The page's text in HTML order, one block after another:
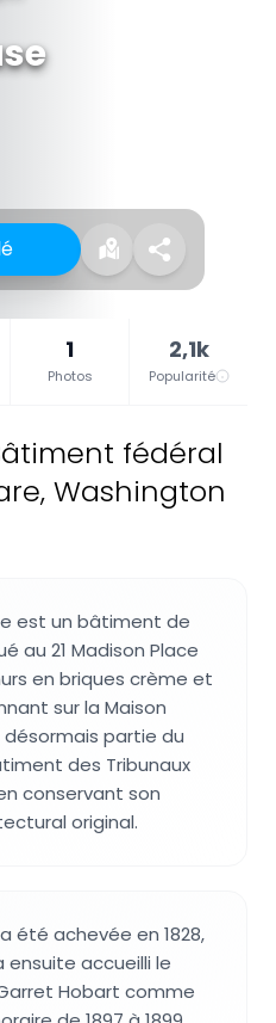
1
Photos
2,1k
Popularité
fédéral
Washington
est un bâtiment de
au 21 Madison Place
en briques crème et
sur la Maison
désormais partie du
des Tribunaux
conservant son
original.
été achevée en 1828,
accueilli le
Hobart comme